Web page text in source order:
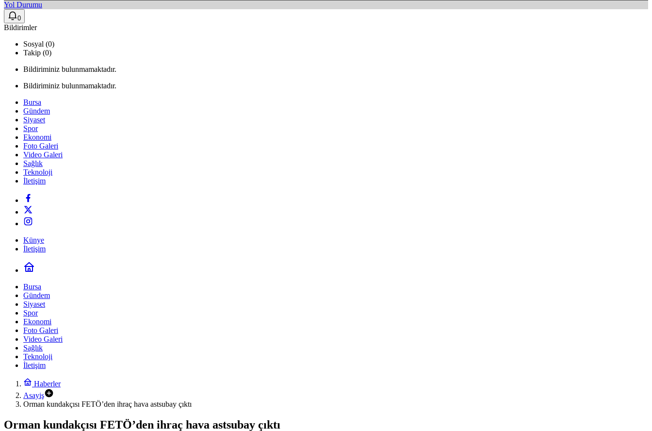
Yol Durumu
0
Bildirimler
Sosyal (0)
Takip (0)
Bildiriminiz bulunmamaktadır.
Bildiriminiz bulunmamaktadır.
Bursa
Gündem
Siyaset
Spor
Ekonomi
Foto Galeri
Video Galeri
Sağlık
Teknoloji
İletişim
Künye
İletişim
Bursa
Gündem
Siyaset
Spor
Ekonomi
Foto Galeri
Video Galeri
Sağlık
Teknoloji
İletişim
Haberler
Asayiş
Orman kundakçısı FETÖ’den ihraç hava astsubay çıktı
Orman kundakçısı FETÖ’den ihraç hava astsubay çıktı